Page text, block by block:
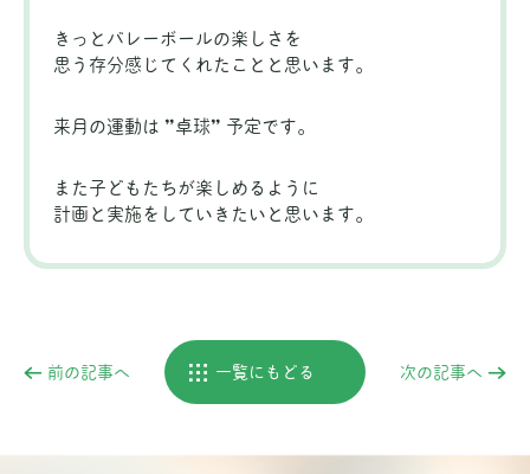
きっとバレーボールの楽しさを
思う存分感じてくれたことと思います。
来月の運動は ”卓球” 予定です。
また子どもたちが楽しめるように
計画と実施をしていきたいと思います。
前の記事へ 一覧にもどる 次の記事へ